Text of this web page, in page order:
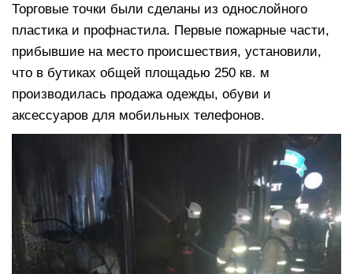
Торговые точки были сделаны из однослойного
пластика и профнастила. Первые пожарные части,
прибывшие на место происшествия, установили,
что в бутиках общей площадью 250 кв. м
производилась продажа одежды, обуви и
аксессуаров для мобильных телефонов.